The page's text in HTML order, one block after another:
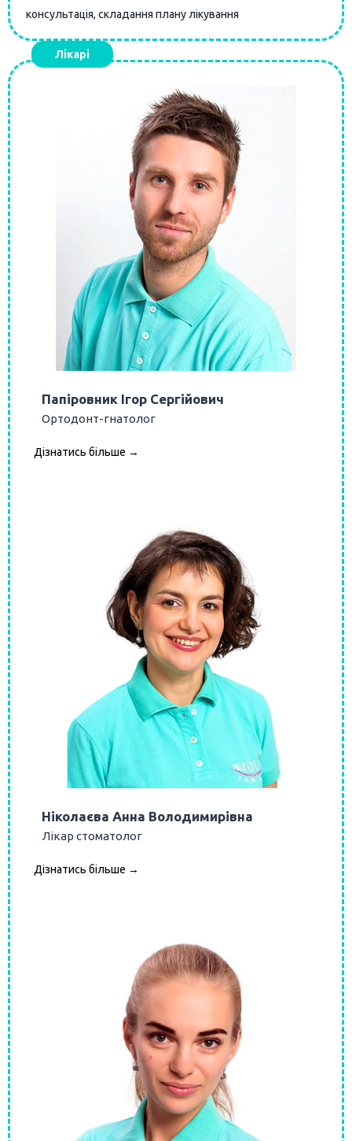
консультація, складання плану лікування
Лікарі
Папіровник Ігор Сергійович
Ортодонт-гнатолог
Дізнатись більше →
Ніколаєва Анна Володимирівна
Лікар стоматолог
Дізнатись більше →